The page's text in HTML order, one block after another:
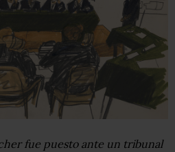
fue puesto ante un tribunal